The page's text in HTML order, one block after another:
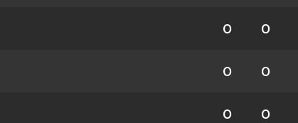
0 0
0 0
0 0